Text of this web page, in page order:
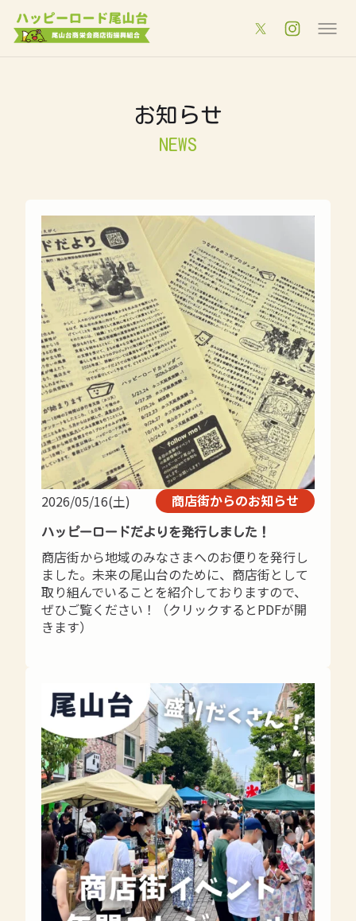
お知らせ
NEWS
2026/05/16(土) 商店街からのお知らせ
ハッピーロードだよりを発行しました！
商店街から地域のみなさまへのお便りを発行し
ました。未来の尾山台のために、商店街として
取り組んでいることを紹介しておりますので、
ぜひご覧ください！（クリックするとPDFが開
きます）